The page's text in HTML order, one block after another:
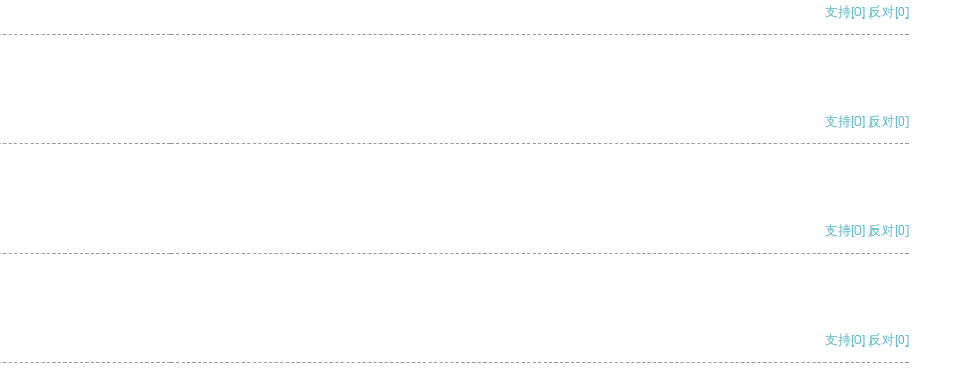
支持[0] 反对[0]
支持[0] 反对[0]
支持[0] 反对[0]
支持[0] 反对[0]